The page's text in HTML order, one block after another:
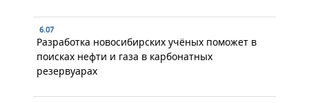
6.07
Разработка новосибирских учёных поможет в
поисках нефти и газа в карбонатных
резервуарах